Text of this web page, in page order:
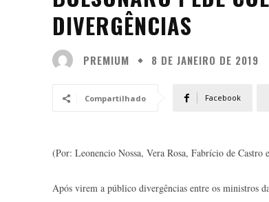
DIVERGÊNCIAS
PREMIUM 8 DE JANEIRO DE 2019
Compartilhado Facebook
(Por: Leonencio Nossa, Vera Rosa, Fabrício de Castro
Após virem a público divergências entre os ministros